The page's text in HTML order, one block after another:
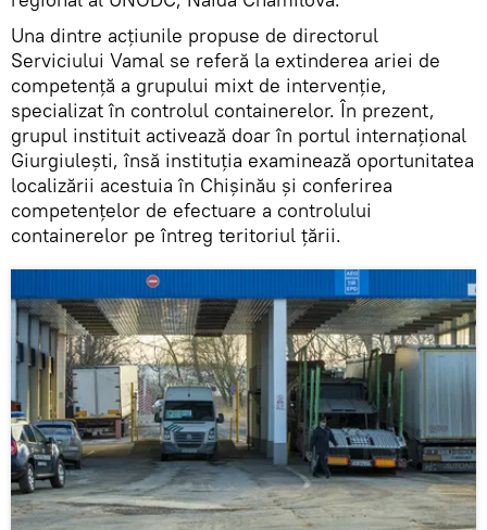
Una dintre acțiunile propuse de directorul
Serviciului Vamal se referă la extinderea ariei de
competență a grupului mixt de intervenție,
specializat în controlul containerelor. În prezent,
grupul instituit activează doar în portul internațional
Giurgiulești, însă instituția examinează oportunitatea
localizării acestuia în Chișinău și conferirea
competențelor de efectuare a controlului
containerelor pe întreg teritoriul țării.